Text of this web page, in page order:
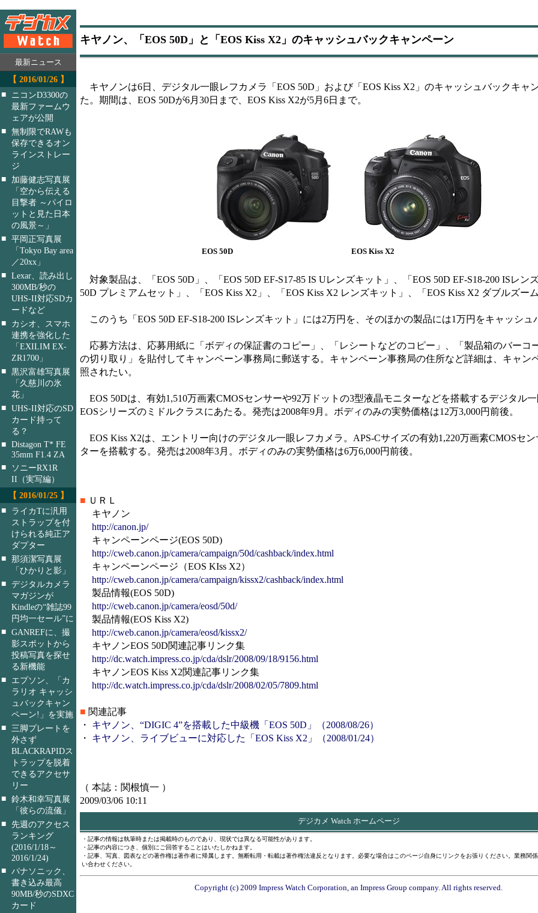
最新ニュース
【 2016/01/26 】
■
ニコンD3300の
最新ファームウ
ェアが公開
■ 無制限でRAWも
保存できるオン
ラインストレー
ジ
■
加藤健志写真展
「空から伝える
目撃者 ～パイロ
ットと見た日本
の風景～」
■ 平岡正写真展
「Tokyo Bay area
／20xx」
■ Lexar、読み出し
300MB/秒の
UHS-II対応SDカ
ードなど
■
カシオ、スマホ
連携を強化した
「EXILIM EX-
ZR1700」
■ 黒沢富雄写真展
「久慈川の氷
花」
■ UHS-II対応のSD
カード持って
る？
■ Distagon T* FE
35mm F1.4 ZA
■
ソニーRX1R
II（実写編）
【 2016/01/25 】
■
ライカTに汎用
ストラップを付
けられる純正ア
ダプター
■ 那須潔写真展
「ひかりと影」
■ デジタルカメラ
マガジンが
Kindleの“雑誌99
円均一セール”に
■ GANREFに、撮
影スポットから
投稿写真を探せ
る新機能
■
エプソン、「カ
ラリオ キャッシ
ュバックキャン
ペーン!」を実施
■ 三脚プレートを
外さず
BLACKRAPIDス
トラップを脱着
できるアクセサ
リー
■ 鈴木和幸写真展
「彼らの流儀」
■ 先週のアクセス
ランキング
(2016/1/18～
2016/1/24)
■ パナソニック、
書き込み最高
90MB/秒のSDXC
カード
キヤノン、「EOS 50D」と「EOS Kiss X2」のキャッシュバックキャンペーン
キヤノンは6日、デジタル一眼レフカメラ「EOS 50D」および「EOS Kiss X2」のキャッシュバックキャ
た。期間は、EOS 50Dが6月30日まで、EOS Kiss X2が5月6日まで。
EOS 50D EOS Kiss X2
対象製品は、「EOS 50D」、「EOS 50D EF-S17-85 IS Uレンズキット」、「EOS 50D EF-S18-200 ISレン
50D プレミアムセット」、「EOS Kiss X2」、「EOS Kiss X2 レンズキット」、「EOS Kiss X2 ダブルズー
このうち「EOS 50D EF-S18-200 ISレンズキット」には2万円を、そのほかの製品には1万円をキャッシュ
応募方法は、応募用紙に「ボディの保証書のコピー」、「レシートなどのコピー」、「製品箱のバーコ
の切り取り」を貼付してキャンペーン事務局に郵送する。キャンペーン事務局の住所など詳細は、キャン
照されたい。
EOS 50Dは、有効1,510万画素CMOSセンサーや92万ドットの3型液晶モニターなどを搭載するデジタル一
EOSシリーズのミドルクラスにあたる。発売は2008年9月。ボディのみの実勢価格は12万3,000円前後。
EOS Kiss X2は、エントリー向けのデジタル一眼レフカメラ。APS-Cサイズの有効1,220万画素CMOSセ
ターを搭載する。発売は2008年3月。ボディのみの実勢価格は6万6,000円前後。
■ ＵＲＬ
キヤノン
http://canon.jp/
キャンペーンページ(EOS 50D)
http://cweb.canon.jp/camera/campaign/50d/cashback/index.html
キャンペーンページ（EOS KIss X2）
http://cweb.canon.jp/camera/campaign/kissx2/cashback/index.html
製品情報(EOS 50D)
http://cweb.canon.jp/camera/eosd/50d/
製品情報(EOS Kiss X2)
http://cweb.canon.jp/camera/eosd/kissx2/
キヤノンEOS 50D関連記事リンク集
http://dc.watch.impress.co.jp/cda/dslr/2008/09/18/9156.html
キヤノンEOS Kiss X2関連記事リンク集
http://dc.watch.impress.co.jp/cda/dslr/2008/02/05/7809.html
■ 関連記事
・ キヤノン、“DIGIC 4”を搭載した中級機「EOS 50D」（2008/08/26）
・ キヤノン、ライブビューに対応した「EOS Kiss X2」（2008/01/24）
（ 本誌：関根慎一 ）
2009/03/06 10:11
デジカメ Watch ホームページ
・記事の情報は執筆時または掲載時のものであり、現状では異なる可能性があります。
・記事の内容につき、個別にご回答することはいたしかねます。
・記事、写真、図表などの著作権は著作者に帰属します。無断転用・転載は著作権法違反となります。必要な場合はこのページ自身にリンクをお張りください。業務関
い合わせください。
Copyright (c) 2009 Impress Watch Corporation, an Impress Group company. All rights reserved.